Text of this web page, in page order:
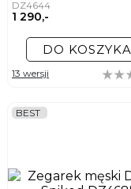
DZ4644
1 290,-
DO KOSZYKA
13 wersji
BEST